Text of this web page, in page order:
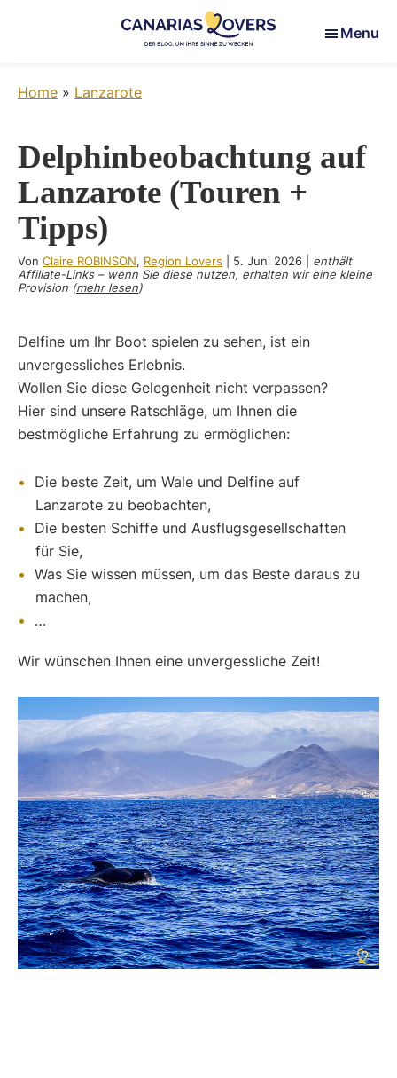
Lovers
Ihre
den
Kanarischen
Inseln
wecken
Menu
Home » Lanzarote
Delphinbeobachtung auf
Lanzarote (Touren +
Tipps)
Von Claire ROBINSON, Region Lovers 5. Juni 2026
enthält
Affiliate-Links – wenn Sie diese nutzen, erhalten wir eine kleine
Provision (mehr lesen)
Delfine um Ihr Boot spielen zu sehen, ist ein
unvergessliches Erlebnis.
Wollen Sie diese Gelegenheit nicht verpassen?
Hier sind unsere Ratschläge, um Ihnen die
bestmögliche Erfahrung zu ermöglichen:
Die beste Zeit, um Wale und Delfine auf
Lanzarote zu beobachten,
Die besten Schiffe und Ausflugsgesellschaften
für Sie,
Was Sie wissen müssen, um das Beste daraus zu
machen,
…
Wir wünschen Ihnen eine unvergessliche Zeit!